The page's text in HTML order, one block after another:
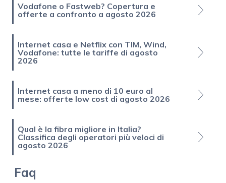
Vodafone o Fastweb? Copertura e
offerte a confronto a agosto 2026
Internet casa e Netflix con TIM, Wind,
Vodafone: tutte le tariffe di agosto
2026
Internet casa a meno di 10 euro al
mese: offerte low cost di agosto 2026
Qual è la fibra migliore in Italia?
Classifica degli operatori più veloci di
agosto 2026
Faq